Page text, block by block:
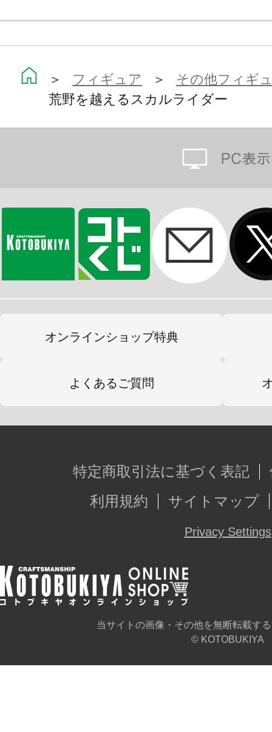
※画像は試作品です。実際の商品と
＞ フィギュア ＞ その他フィギ
荒野を越えるスカルライダー
オンラインショップ特典
よくあるご質問
特定商取引法に基づく表記
利用規約
サイトマップ
Privacy Settings
当サイトの画像・その他を無断転載す
© KOTOBUKIYA